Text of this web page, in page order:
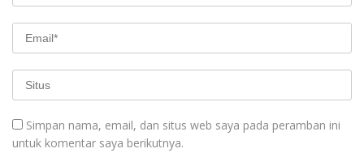
Simpan nama, email, dan situs web saya pada peramban ini
untuk komentar saya berikutnya.